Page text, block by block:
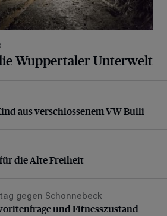
Wuppertaler Unterwelt
aus verschlossenem VW Bulli
aus verschlossenem VW Bulli
die Alte Freiheit
die Alte Freiheit
und Fitnesszustand
gegen Schonnebeck
und Fitnesszustand